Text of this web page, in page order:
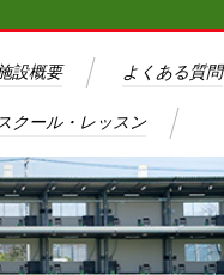
設概要 よくある質問
スクール・レッスン